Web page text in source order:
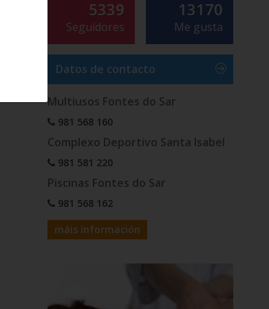
5339
Seguidores
13170
Me gusta
Datos de contacto
Multiusos Fontes do Sar
981 568 160
Complexo Deportivo Santa Isabel
981 581 220
Piscinas Fontes do Sar
981 568 162
máis información